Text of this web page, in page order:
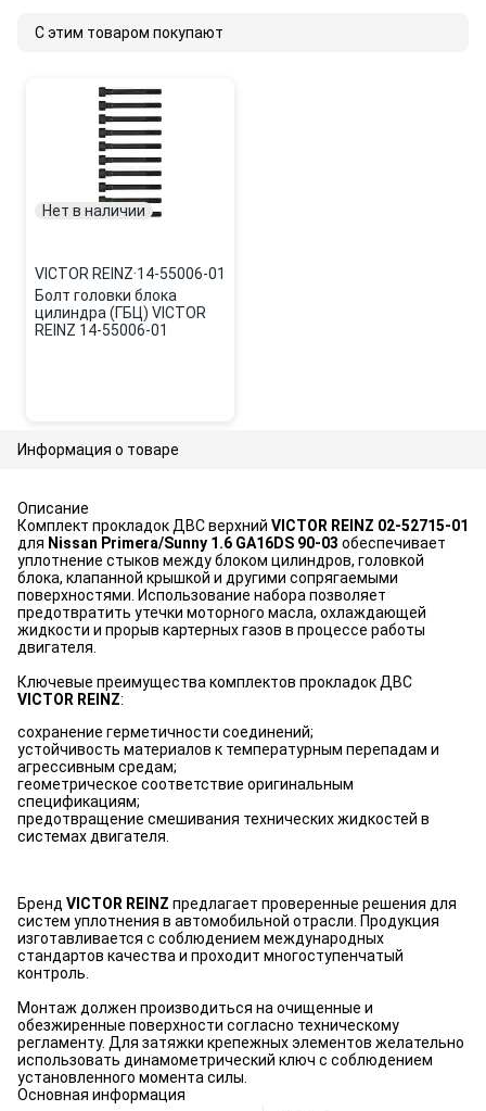
С этим товаром покупают
Нет в наличии
VICTOR REINZ·14-55006-01
Болт головки блока
цилиндра (ГБЦ) VICTOR
REINZ 14-55006-01
Информация о товаре
Описание
Комплект прокладок ДВС верхний VICTOR REINZ 02-52715-01
для Nissan Primera/Sunny 1.6 GA16DS 90-03 обеспечивает
уплотнение стыков между блоком цилиндров, головкой
блока, клапанной крышкой и другими сопрягаемыми
поверхностями. Использование набора позволяет
предотвратить утечки моторного масла, охлаждающей
жидкости и прорыв картерных газов в процессе работы
двигателя.
Ключевые преимущества комплектов прокладок ДВС
VICTOR REINZ:
сохранение герметичности соединений;
устойчивость материалов к температурным перепадам и
агрессивным средам;
геометрическое соответствие оригинальным
спецификациям;
предотвращение смешивания технических жидкостей в
системах двигателя.
Бренд VICTOR REINZ предлагает проверенные решения для
систем уплотнения в автомобильной отрасли. Продукция
изготавливается с соблюдением международных
стандартов качества и проходит многоступенчатый
контроль.
Монтаж должен производиться на очищенные и
обезжиренные поверхности согласно техническому
регламенту. Для затяжки крепежных элементов желательно
использовать динамометрический ключ с соблюдением
установленного момента силы.
Основная информация